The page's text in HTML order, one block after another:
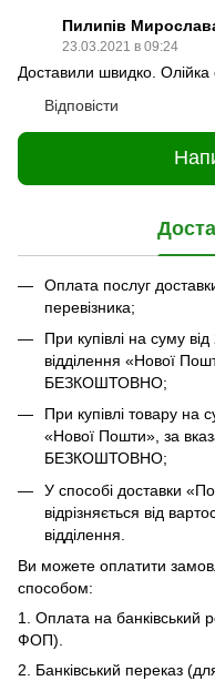
Пилипів
23.03.2021 в 09:24
Доставили швидко.
Відповісти
Оплата послуг
перевізника;
При купівлі на суму
відділення «Нової
БЕЗКОШТОВНО;
При купівлі товару на
«Нової Пошти», за
БЕЗКОШТОВНО;
У способі доставки
відрізняється від
відділення.
Ви можете оплатити
способом:
1. Оплата на банківський
ФОП).
2. Банківський переказ